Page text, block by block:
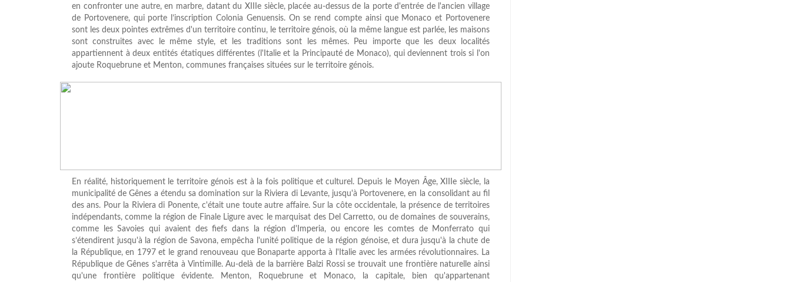
en confronter une autre, en marbre, datant du XIIIe siècle, placée au-dessus de la porte d'entrée de l'ancien village
de Portovenere, qui porte l’inscription Colonia Genuensis. On se rend compte ainsi que Monaco et Portovenere
sont les deux pointes extrêmes d'un territoire continu, le territoire génois, où la même langue est parlée, les maisons
sont construites avec le même style, et les traditions sont les mêmes. Peu importe que les deux localités
appartiennent à deux entités étatiques différentes (l'Italie et la Principauté de Monaco), qui deviennent trois si l'on
ajoute Roquebrune et Menton, communes françaises situées sur le territoire génois.
En réalité, historiquement le territoire génois est à la fois politique et culturel. Depuis le Moyen Âge, XIIIe siècle, la
municipalité de Gênes a étendu sa domination sur la Riviera di Levante, jusqu'à Portovenere, en la consolidant au fil
des ans. Pour la Riviera di Ponente, c'était une toute autre affaire. Sur la côte occidentale, la présence de territoires
indépendants, comme la région de Finale Ligure avec le marquisat des Del Carretto, ou de domaines de souverains,
comme les Savoies qui avaient des fiefs dans la région d'Imperia, ou encore les comtes de Monferrato qui
s’étendirent jusqu'à la région de Savona, empêcha l'unité politique de la région génoise, et dura jusqu'à la chute de
la République, en 1797 et le grand renouveau que Bonaparte apporta à l'Italie avec les armées révolutionnaires. La
République de Gênes s'arrêta à Vintimille. Au-delà de la barrière Balzi Rossi se trouvait une frontière naturelle ainsi
qu'une frontière politique évidente. Menton, Roquebrune et Monaco, la capitale, bien qu'appartenant